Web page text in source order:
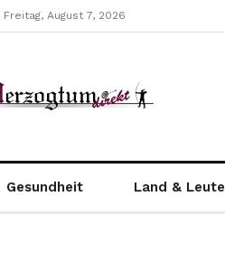
Freitag, August 7, 2026
Gesundheit Land & Leute